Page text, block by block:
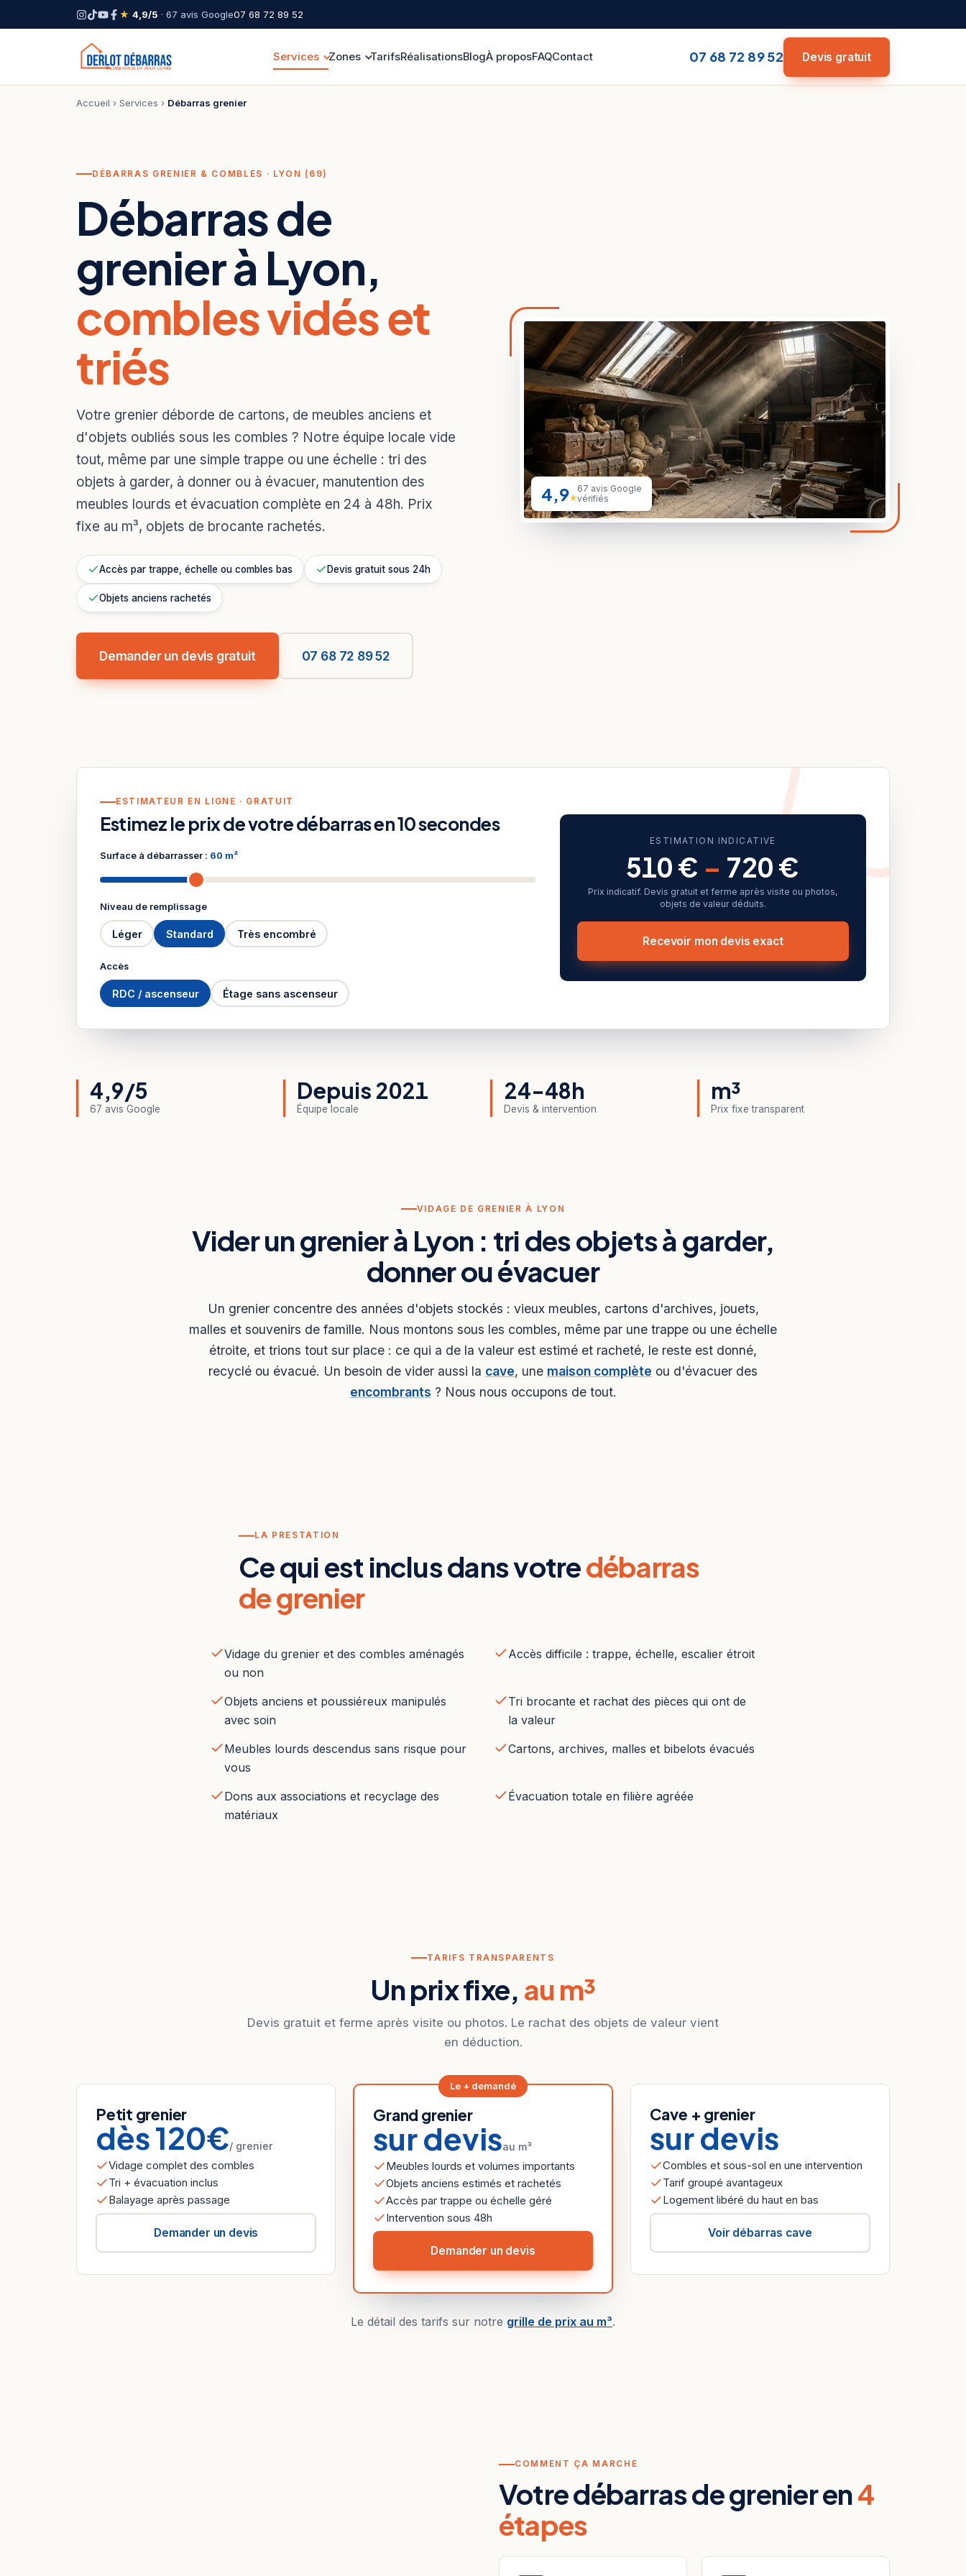
★ 4,9/5 · 67 avis Google07 68 72 89 52
Services Zones TarifsRéalisationsBlogÀ proposFAQContact 07 68 72 89 52 Devis gratuit
Accueil › Services › Débarras grenier
DÉBARRAS GRENIER & COMBLES · LYON (69)
Débarras de
grenier à Lyon,
combles vidés et
triés
Votre grenier déborde de cartons, de meubles anciens et
d'objets oubliés sous les combles ? Notre équipe locale vide
tout, même par une simple trappe ou une échelle : tri des
objets à garder, à donner ou à évacuer, manutention des
meubles lourds et évacuation complète en 24 à 48h. Prix
fixe au m³, objets de brocante rachetés.
Accès par trappe, échelle ou combles bas Devis gratuit sous 24h
Objets anciens rachetés
Demander un devis gratuit 07 68 72 89 52
4,9★
67 avis Google
vérifiés
ESTIMATEUR EN LIGNE · GRATUIT
Estimez le prix de votre débarras en 10 secondes
Surface à débarrasser : 60 m²
Niveau de remplissage
Léger Standard Très encombré
Accès
RDC / ascenseur Étage sans ascenseur
ESTIMATION INDICATIVE
510 € – 720 €
Prix indicatif. Devis gratuit et ferme après visite ou photos,
objets de valeur déduits.
Recevoir mon devis exact
4,9/5
67 avis Google
Depuis 2021
Équipe locale
24-48h
Devis & intervention
m³
Prix fixe transparent
VIDAGE DE GRENIER À LYON
Vider un grenier à Lyon : tri des objets à garder,
donner ou évacuer
Un grenier concentre des années d'objets stockés : vieux meubles, cartons d'archives, jouets,
malles et souvenirs de famille. Nous montons sous les combles, même par une trappe ou une échelle
étroite, et trions tout sur place : ce qui a de la valeur est estimé et racheté, le reste est donné,
recyclé ou évacué. Un besoin de vider aussi la cave, une maison complète ou d'évacuer des
encombrants ? Nous nous occupons de tout.
LA PRESTATION
Ce qui est inclus dans votredébarras
de grenier
Vidage du grenier et des combles aménagés
ou non
Accès difficile : trappe, échelle, escalier étroit
Objets anciens et poussiéreux manipulés
avec soin
Tri brocante et rachat des pièces qui ont de
la valeur
Meubles lourds descendus sans risque pour
vous
Cartons, archives, malles et bibelots évacués
Dons aux associations et recyclage des
matériaux
Évacuation totale en filière agréée
TARIFS TRANSPARENTS
Un prix fixe, au m³
Devis gratuit et ferme après visite ou photos. Le rachat des objets de valeur vient
en déduction.
Petit grenier
dès 120€/ grenier
Vidage complet des combles
Tri + évacuation inclus
Balayage après passage
Demander un devis
Le + demandé
Grand grenier
sur devisau m³
Meubles lourds et volumes importants
Objets anciens estimés et rachetés
Accès par trappe ou échelle géré
Intervention sous 48h
Demander un devis
Cave + grenier
sur devis
Combles et sous-sol en une intervention
Tarif groupé avantageux
Logement libéré du haut en bas
Voir débarras cave
Le détail des tarifs sur notre grille de prix au m³.
COMMENT ÇA MARCHE
Votre débarras de grenier en4
étapes